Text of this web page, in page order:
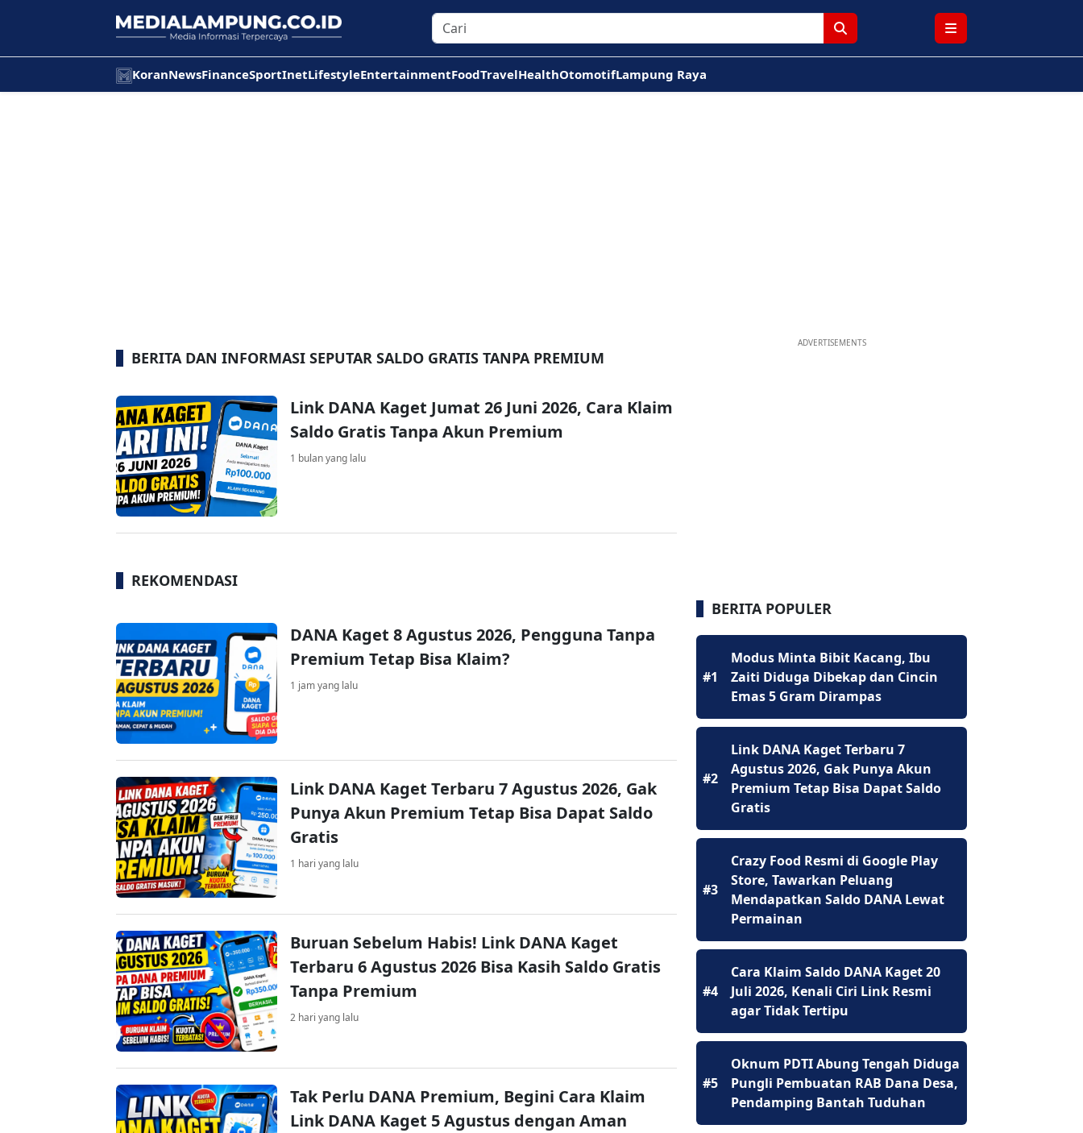
KoranNewsFinanceSportInetLifestyleEntertainmentFoodTravelHealthOtomotifLampung Raya
BERITA DAN INFORMASI SEPUTAR SALDO GRATIS TANPA PREMIUM
Link DANA Kaget Jumat 26 Juni 2026, Cara Klaim
Saldo Gratis Tanpa Akun Premium
1 bulan yang lalu
REKOMENDASI
DANA Kaget 8 Agustus 2026, Pengguna Tanpa
Premium Tetap Bisa Klaim?
1 jam yang lalu
Link DANA Kaget Terbaru 7 Agustus 2026, Gak
Punya Akun Premium Tetap Bisa Dapat Saldo
Gratis
1 hari yang lalu
Buruan Sebelum Habis! Link DANA Kaget
Terbaru 6 Agustus 2026 Bisa Kasih Saldo Gratis
Tanpa Premium
2 hari yang lalu
Tak Perlu DANA Premium, Begini Cara Klaim
Link DANA Kaget 5 Agustus dengan Aman
ADVERTISEMENTS
BERITA POPULER
#1
Modus Minta Bibit Kacang, Ibu
Zaiti Diduga Dibekap dan Cincin
Emas 5 Gram Dirampas
#2
Link DANA Kaget Terbaru 7
Agustus 2026, Gak Punya Akun
Premium Tetap Bisa Dapat Saldo
Gratis
#3
Crazy Food Resmi di Google Play
Store, Tawarkan Peluang
Mendapatkan Saldo DANA Lewat
Permainan
#4
Cara Klaim Saldo DANA Kaget 20
Juli 2026, Kenali Ciri Link Resmi
agar Tidak Tertipu
#5
Oknum PDTI Abung Tengah Diduga
Pungli Pembuatan RAB Dana Desa,
Pendamping Bantah Tuduhan